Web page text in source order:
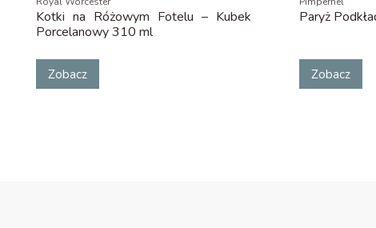
Kotki na Różowym Fotelu – Kubek
Porcelanowy 310 ml
Zobacz
Paryż
Zobacz